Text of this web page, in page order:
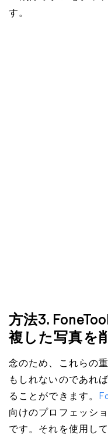
す。
方法3.
複した写真を
念のため、これらの
もしれないのであれ
ることができます。
向けのプロフェッシ
です。それを使用し